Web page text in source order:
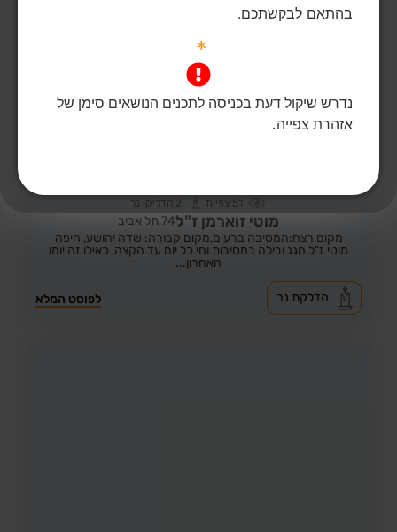
51 צפיות 2 הדליקו נר
מוטי זוארמן ז"ל74, תל אביב
מקום רצח:המסיבה ברעים,מקום קבורה: שדה יהושע, חיפה
מוטי ז"ל חגג ובילה במסיבות וחי כל יום עד הקצה, כאילו זה יומו
האחרון...
לפוסט המלא הדלקת נר
בהתאם לבקשתכם.
*
נדרש שיקול דעת בכניסה לתכנים הנושאים סימן של
אזהרת צפייה.